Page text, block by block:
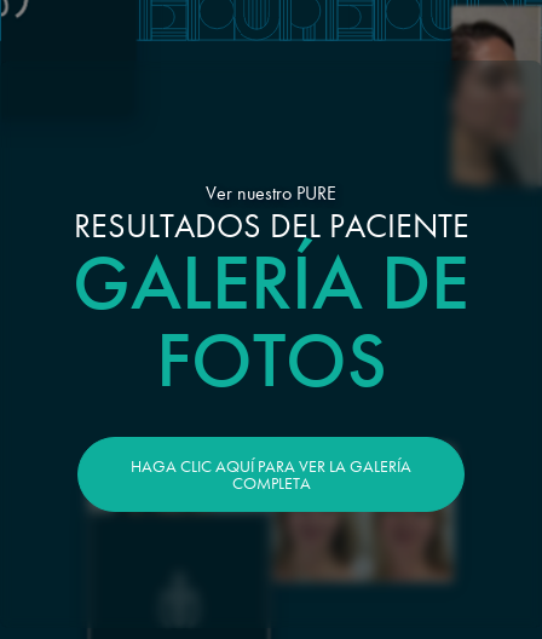
Ver nuestro PURE
RESULTADOS DEL PACIENTE
GALERÍA DE
FOTOS
HAGA CLIC AQUÍ PARA VER LA GALERÍA
COMPLETA